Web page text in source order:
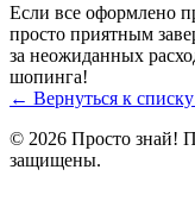
Если все оформлено
просто приятным
за неожиданных
шопинга!
← Вернуться к списку
© 2026 Просто знай!
защищены.